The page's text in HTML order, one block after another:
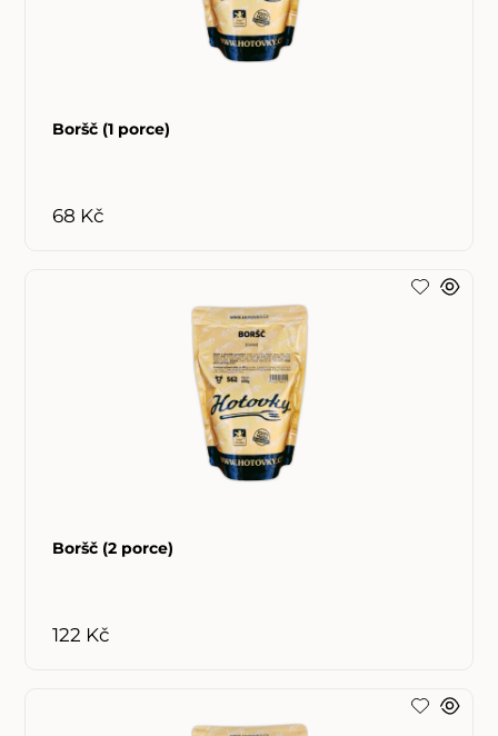
Boršč (1 porce)
68 Kč
Boršč (2 porce)
122 Kč